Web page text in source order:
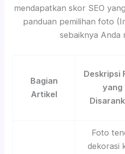
mendapatkan skor SEO
panduan pemilihan foto
sebaiknya Anda
Bagian
Artikel
Deskripsi
yang
Foto
dekorasi